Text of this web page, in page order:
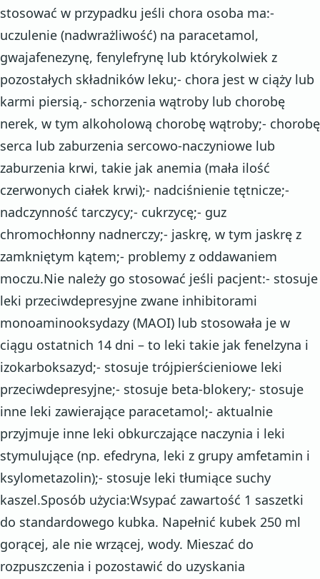
stosować w przypadku jeśli chora osoba ma:-
uczulenie (nadwrażliwość) na paracetamol,
gwajafenezynę, fenylefrynę lub którykolwiek z
pozostałych składników leku;- chora jest w ciąży lub
karmi piersią,- schorzenia wątroby lub chorobę
nerek, w tym alkoholową chorobę wątroby;- chorobę
serca lub zaburzenia sercowo-naczyniowe lub
zaburzenia krwi, takie jak anemia (mała ilość
czerwonych ciałek krwi);- nadciśnienie tętnicze;-
nadczynność tarczycy;- cukrzycę;- guz
chromochłonny nadnerczy;- jaskrę, w tym jaskrę z
zamkniętym kątem;- problemy z oddawaniem
moczu.Nie należy go stosować jeśli pacjent:- stosuje
leki przeciwdepresyjne zwane inhibitorami
monoaminooksydazy (MAOI) lub stosowała je w
ciągu ostatnich 14 dni – to leki takie jak fenelzyna i
izokarboksazyd;- stosuje trójpierścieniowe leki
przeciwdepresyjne;- stosuje beta-blokery;- stosuje
inne leki zawierające paracetamol;- aktualnie
przyjmuje inne leki obkurczające naczynia i leki
stymulujące (np. efedryna, leki z grupy amfetamin i
ksylometazolin);- stosuje leki tłumiące suchy
kaszel.Sposób użycia:Wsypać zawartość 1 saszetki
do standardowego kubka. Napełnić kubek 250 ml
gorącej, ale nie wrzącej, wody. Mieszać do
rozpuszczenia i pozostawić do uzyskania